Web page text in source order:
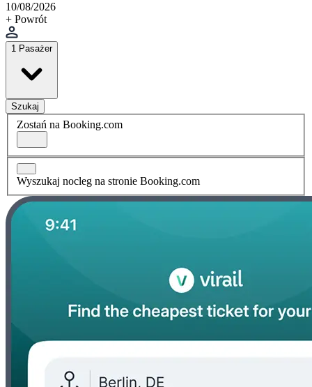
10/08/2026
+ Powrót
1 Pasażer
Szukaj
Zostań na Booking.com
Wyszukaj nocleg na stronie Booking.com